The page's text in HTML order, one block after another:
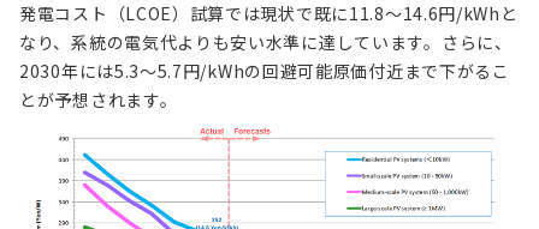
発電コスト（LCOE）試算では現状で既に11.8～14.6円/kWhと
なり、系統の電気代よりも安い水準に達しています。さらに、
2030年には5.3～5.7円/kWhの回避可能原価付近まで下がるこ
とが予想されます。